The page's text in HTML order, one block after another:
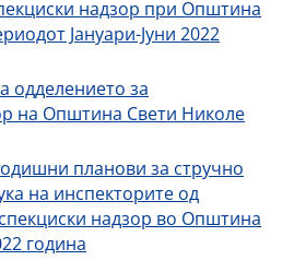
надзор при Општина
Јануари-Јуни 2022
одделението за
на Општина Свети Николе
планови за стручно
на инспекторите од
надзор во Општина
година